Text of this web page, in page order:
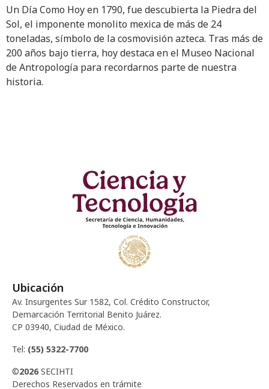
Un Día Como Hoy en 1790, fue descubierta la Piedra del
Sol, el imponente monolito mexica de más de 24
toneladas, símbolo de la cosmovisión azteca. Tras más de
200 años bajo tierra, hoy destaca en el Museo Nacional
de Antropología para recordarnos parte de nuestra
historia.
Ubicación
Av. Insurgentes Sur 1582, Col. Crédito Constructor,
Demarcación Territorial Benito Juárez.
CP 03940, Ciudad de México.
Tel: (55) 5322-7700
©2026 SECIHTI
Derechos Reservados en trámite